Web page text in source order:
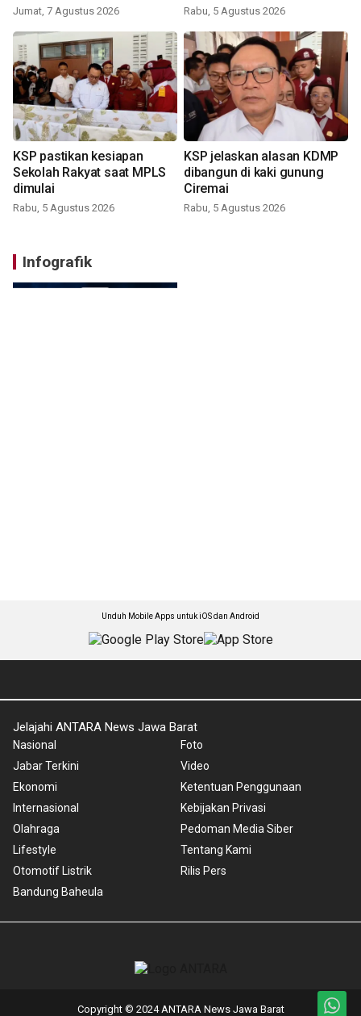
Jumat, 7 Agustus 2026 Rabu, 5 Agustus 2026
KSP pastikan kesiapan
Sekolah Rakyat saat MPLS
dimulai
Rabu, 5 Agustus 2026
KSP jelaskan alasan KDMP
dibangun di kaki gunung
Ciremai
Rabu, 5 Agustus 2026
Infografik
Unduh Mobile Apps untuk iOS dan Android
Jelajahi ANTARA News Jawa Barat
Nasional
Jabar Terkini
Ekonomi
Internasional
Olahraga
Lifestyle
Otomotif Listrik
Bandung Baheula
Foto
Video
Ketentuan Penggunaan
Kebijakan Privasi
Pedoman Media Siber
Tentang Kami
Rilis Pers
Copyright © 2024 ANTARA News Jawa Barat